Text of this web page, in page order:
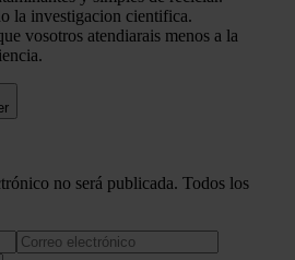
la investigacion cientifica.
vosotros atendiarais menos a la
no será publicada. Todos los